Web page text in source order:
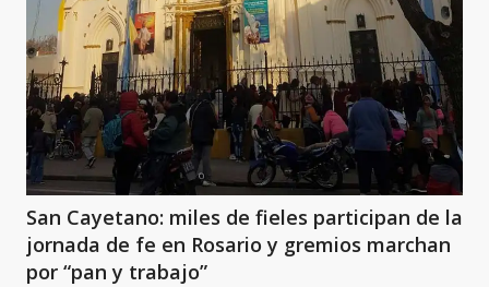
San Cayetano: miles de fieles participan de la
jornada de fe en Rosario y gremios marchan
por “pan y trabajo”